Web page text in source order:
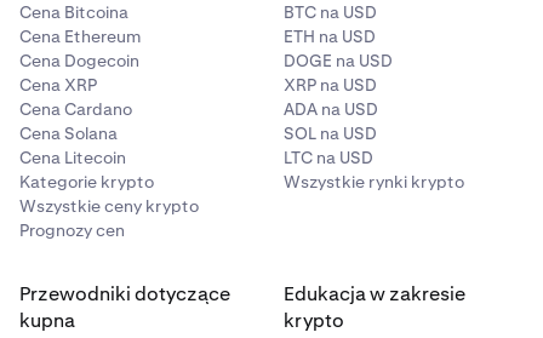
giełdowy pozostaje WAR.
Skąd będę wiedzieć, kiedy rozpocznie się handel? (Po
migracji)
Otrzymasz powiadomienie e-mail, możesz również
okresowo sprawdzać ten artykuł pomocy, ponieważ
zostanie on zaktualizowany po wznowieniu handlu.
Cena Bitcoina
Cena Ethereum
Cena Dogecoin
Cena XRP
Cena Cardano
Cena Solana
Cena Litecoin
Kategorie krypto
Wszystkie ceny krypto
Prognozy cen
BTC na USD
ETH na USD
DOGE na USD
XRP na USD
ADA na USD
SOL na USD
LTC na USD
Wszystkie rynki krypto
Przewodniki dotyczące
kupna
Edukacja w zakresie
krypto